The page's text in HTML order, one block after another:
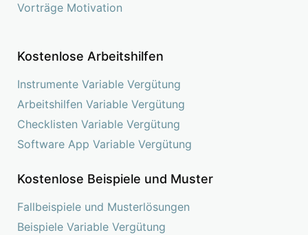
Vorträge Motivation
Kostenlose Arbeitshilfen
Instrumente Variable Vergütung
Arbeitshilfen Variable Vergütung
Checklisten Variable Vergütung
Software App Variable Vergütung
Kostenlose Beispiele und Muster
Fallbeispiele und Musterlösungen
Beispiele Variable Vergütung